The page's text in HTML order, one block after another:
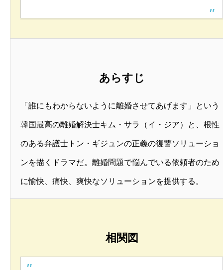
あらすじ
「誰にもわからないように離婚させてあげます」という
韓国最高の離婚解決士キム・サラ（イ・ジア）と、根性
のある弁護士トン・ギジュンの正義の復讐ソリューショ
ンを描くドラマだ。離婚問題で悩んでいる依頼者のため
に愉快、痛快、爽快なソリューションを提供する。
相関図